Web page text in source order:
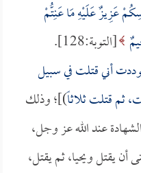
عَزِيزٌ عَلَيْهِ مَا عَنِتُّمْ
[التوبة:128].
أني قتلت في سبيل
ثم قتلت ثلاثاً)]؛ وذلك
عند الله عز وجل،
أن يقتل ويحيا، ثم يقتل،